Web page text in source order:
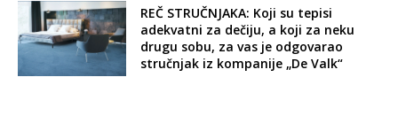
REČ STRUČNJAKA: Koji su tepisi
adekvatni za dečiju, a koji za neku
drugu sobu, za vas je odgovarao
stručnjak iz kompanije „De Valk“